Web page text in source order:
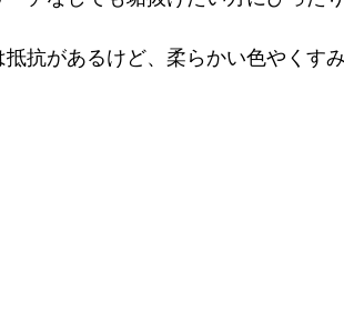
抵抗があるけど、柔らかい色やくす